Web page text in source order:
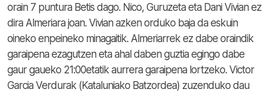
orain 7 puntura Betis dago. Nico, Guruzeta eta Dani Vivian ez
dira Almeriara joan. Vivian azken orduko baja da eskuin
oineko enpeineko minagaitik. Almeriarrek ez dabe oraindik
garaipena ezagutzen eta ahal daben guztia egingo dabe
gaur gaueko 21:00etatik aurrera garaipena lortzeko. Victor
Garcia Verdurak (Kataluniako Batzordea) zuzenduko dau